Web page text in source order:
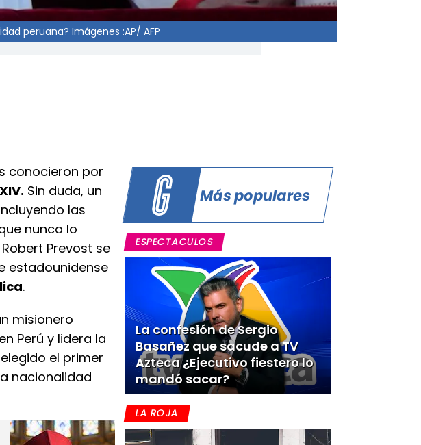
peruana? Imágenes :AP/ AFP
conocieron por
Sin duda, un
las
nunca lo
Prevost se
estadounidense
.
misionero
Perú y lidera la
el primer
nacionalidad
Más populares
ESPECTACULOS
La confesión de Sergio
Basañez que sacude a TV
Azteca ¿Ejecutivo fiestero lo
mandó sacar?
LA ROJA